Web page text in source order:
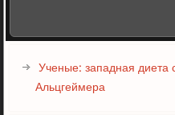
Ученые: западная диета
Альцгеймера